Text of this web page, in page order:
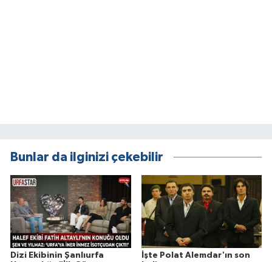
Bunlar da ilginizi çekebilir
Dizi Ekibinin Şanlıurfa
İşte Polat Alemdar'ın son